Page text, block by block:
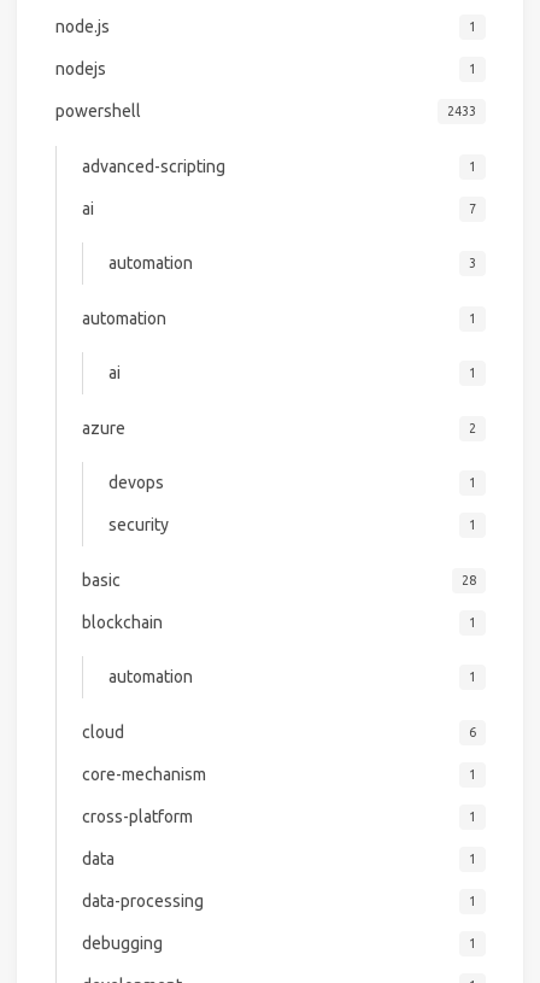
node.js 1
nodejs 1
powershell 2433
advanced-scripting 1
ai 7
automation 3
automation 1
ai 1
azure 2
devops 1
security 1
basic 28
blockchain 1
automation 1
cloud 6
core-mechanism 1
cross-platform 1
data 1
data-processing 1
debugging 1